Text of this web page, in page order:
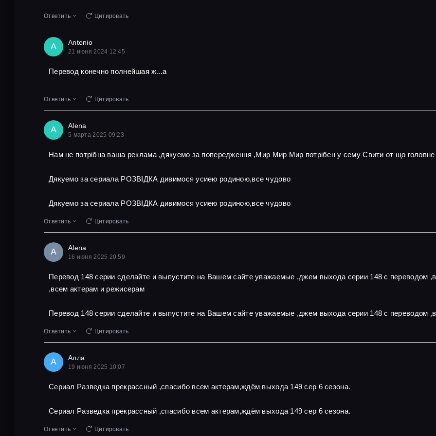
Ответить Цитировать
A Antonio
21 июня 2024 12:45
Перевод конечно полнейшая ж...а
Ответить Цитировать
A Alena
5 марта 2025 09:23
Нам не потрібна ваша реклама ,дякуемо за попередження ,Мир Мир Мир потрібен у сему Свити от що головне
Дякуемо за сериала РОЗВІДКА дивимося усиею родиною,все чудово
Дякуемо за сериала РОЗВІДКА дивимося усиею родиною,все чудово
Ответить Цитировать
A Alena
16 июня 2025 20:59
Перевод 148 серии сделайте и выпустите на Вашем сайте уважаемые ,джем выхода серии 148 с переводом
,всем актерам и режисерам
Перевод 148 серии сделайте и выпустите на Вашем сайте уважаемые ,джем выхода серии 148 с переводом
Ответить Цитировать
А Алла
19 июня 2025 10:07
Сериал Разведка прекрассный ,спасибо всем актерам,ждём выхода 149 сер 6 сезона.
Сериал Разведка прекрассный ,спасибо всем актерам,ждём выхода 149 сер 6 сезона.
Ответить Цитировать